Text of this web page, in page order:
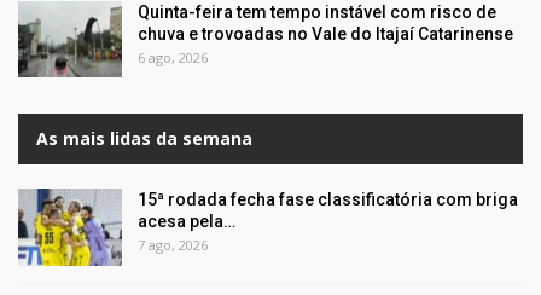
Quinta-feira tem tempo instável com risco de
chuva e trovoadas no Vale do Itajaí Catarinense
6 ago, 2026
As mais lidas da semana
15ª rodada fecha fase classificatória com briga
acesa pela…
7 ago, 2026